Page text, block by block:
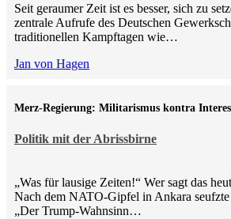
Seit geraumer Zeit ist es besser, sich zu
zentrale Aufrufe des Deutschen
traditionellen Kampftagen wie…
Jan von Hagen
Politik mit der Abrissbirne
Merz-Regierung: Militarismus kontra
„Was für lausige Zeiten!“ Wer sagt das
Nach dem NATO-Gipfel in Ankara seufzte
„Der Trump-Wahnsinn…